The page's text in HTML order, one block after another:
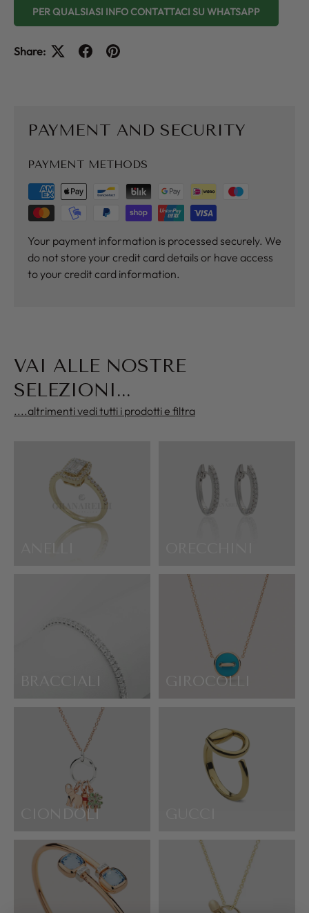
PER QUALSIASI INFO CONTATTACI SU WHATSAPP
Share:
PAYMENT AND SECURITY
PAYMENT METHODS
Your payment information is processed securely. We
do not store your credit card details or have access
to your credit card information.
VAI ALLE NOSTRE
SELEZIONI...
....altrimenti vedi tutti i prodotti e filtra
ANELLI
BRACCIALI GIROCOLLI
CIONDOLI